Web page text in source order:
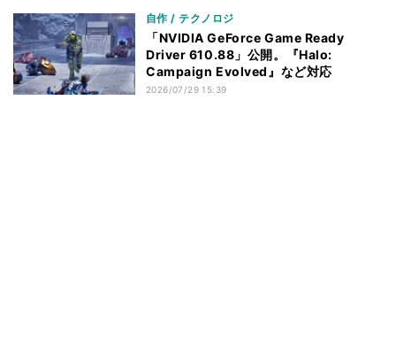
自作 / テクノロジ
「NVIDIA GeForce Game Ready
Driver 610.88」公開。『Halo:
Campaign Evolved』など対応
2026/07/29 15:39